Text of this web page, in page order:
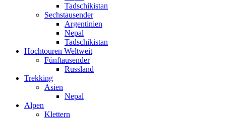
Tadschikistan
Sechstausender
Argentinien
Nepal
Tadschikistan
Hochtouren Weltweit
Fünftausender
Russland
Trekking
Asien
Nepal
Alpen
Klettern